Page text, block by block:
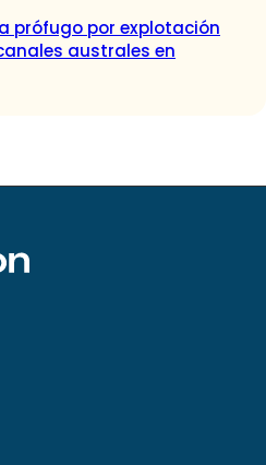
prófugo por explotación
australes en